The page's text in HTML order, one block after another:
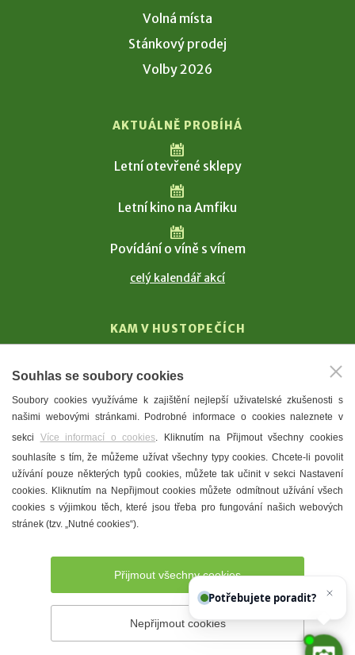
Volná místa
Stánkový prodej
Volby 2026
AKTUÁLNĚ PROBÍHÁ
Letní otevřené sklepy
Letní kino na Amfiku
Povídání o víně s vínem
celý kalendář akcí
KAM V HUSTOPEČÍCH
T. G. Masaryk
Mandloně
Ubytování
Restaurace
Městské muzeum a galerie
Denní meníčka
Prohlášení o přístupnosti Správce webu
Souhlas se soubory cookies
Soubory cookies využíváme k zajištění nejlepší uživatelské zkušenosti s
našimi webovými stránkami. Podrobné informace o cookies naleznete v
sekci Více informací o cookies. Kliknutím na Přijmout všechny cookies
souhlasíte s tím, že můžeme užívat všechny typy cookies. Chcete-li povolit
užívání pouze některých typů cookies, můžete tak učinit v sekci Nastavení
cookies. Kliknutím na Nepřijmout cookies můžete odmítnout užívání všech
cookies s výjimkou těch, které jsou třeba pro fungování našich webových
stránek (tzv. „Nutné cookies“).
Přijmout všechny cookies
Nepřijmout cookies
Potřebujete poradit?Zeptejte se naš